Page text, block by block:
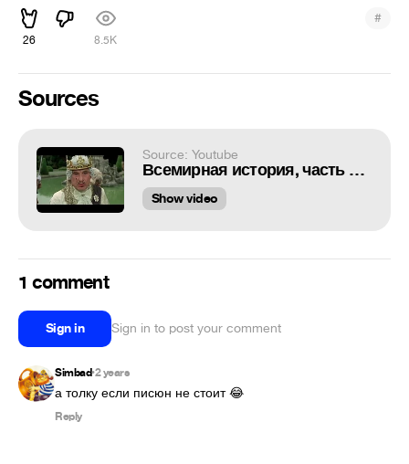
26 8.5K
#
Sources
Source: Youtube
Всемирная история, часть первая, 1981. Хорошо быть королем!
Show video
1 comment
Sign in Sign in to post your comment
Simbad•2 years
а толку если писюн не стоит 😂
Reply